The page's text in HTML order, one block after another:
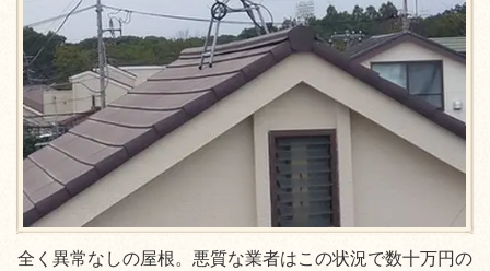
全く異常なしの屋根。悪質な業者はこの状況で数十万円の